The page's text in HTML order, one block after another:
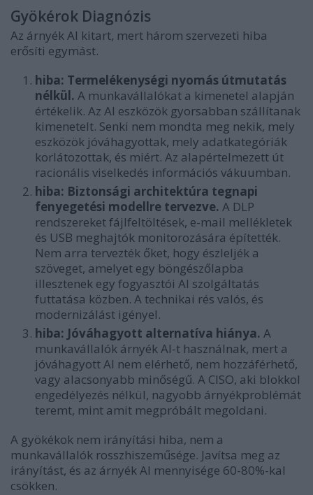
Gyökérok Diagnózis
Az árnyék AI kitart, mert három szervezeti hiba
erősíti egymást.
hiba: Termelékenységi nyomás útmutatás
nélkül. A munkavállalókat a kimenetel alapján
értékelik. Az AI eszközök gyorsabban szállítanak
kimenetelt. Senki nem mondta meg nekik, mely
eszközök jóváhagyottak, mely adatkategóriák
korlátozottak, és miért. Az alapértelmezett út
racionális viselkedés információs vákuumban.
hiba: Biztonsági architektúra tegnapi
fenyegetési modellre tervezve. A DLP
rendszereket fájlfeltöltések, e-mail mellékletek
és USB meghajtók monitorozására építették.
Nem arra tervezték őket, hogy észleljék a
szöveget, amelyet egy böngészőlapba
illesztenek egy fogyasztói AI szolgáltatás
futtatása közben. A technikai rés valós, és
modernizálást igényel.
hiba: Jóváhagyott alternatíva hiánya. A
munkavállalók árnyék AI-t használnak, mert a
jóváhagyott AI nem elérhető, nem hozzáférhető,
vagy alacsonyabb minőségű. A CISO, aki blokkol
engedélyezés nélkül, nagyobb árnyékproblémát
teremt, mint amit megpróbált megoldani.
A gyökékok nem irányítási hiba, nem a
munkavállalók rosszhiszeműsége. Javítsa meg az
irányítást, és az árnyék AI mennyisége 60-80%-kal
csökken.